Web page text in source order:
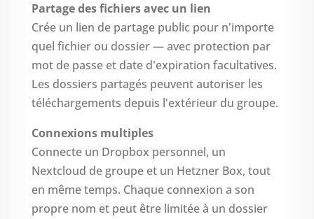
Partage des fichiers avec un lien
Crée un lien de partage public pour n'importe
quel fichier ou dossier — avec protection par
mot de passe et date d'expiration facultatives.
Les dossiers partagés peuvent autoriser les
téléchargements depuis l'extérieur du groupe.
Connexions multiples
Connecte un Dropbox personnel, un
Nextcloud de groupe et un Hetzner Box, tout
en même temps. Chaque connexion a son
propre nom et peut être limitée à un dossier